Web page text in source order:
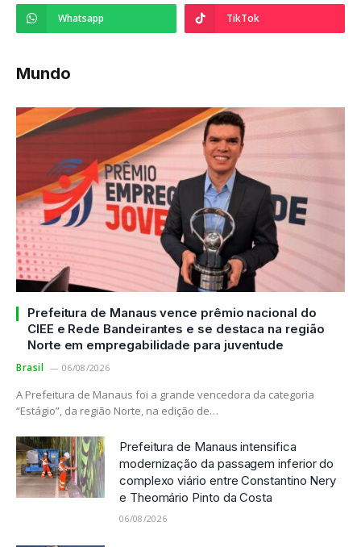
Whatsapp TikTok
Mundo
Prefeitura de Manaus vence prêmio nacional do
CIEE e Rede Bandeirantes e se destaca na região
Norte em empregabilidade para juventude
Brasil 06/08/2026
A Prefeitura de Manaus foi a grande vencedora da categoria
“Estágio”, da região Norte, na edição de…
Prefeitura de Manaus intensifica
modernização da passagem inferior do
complexo viário entre Constantino Nery
e Theomário Pinto da Costa
06/08/2026